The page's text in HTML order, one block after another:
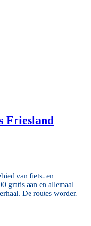
Friesland
van fiets- en
gratis aan en allemaal
De routes worden